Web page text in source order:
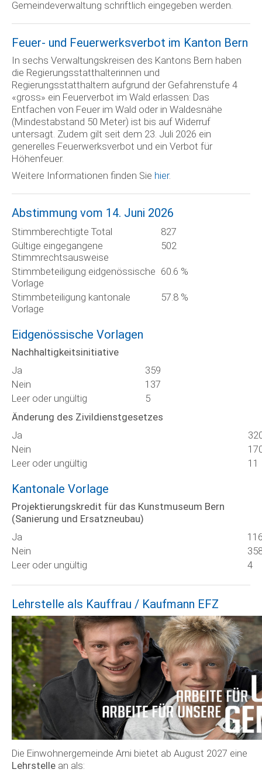
Gemeindeverwaltung schriftlich eingegeben werden.
Feuer- und Feuerwerksverbot im Kanton Bern
In sechs Verwaltungskreisen des Kantons Bern haben
die Regierungsstatthalterinnen und
Regierungsstatthaltern aufgrund der Gefahrenstufe 4
«gross» ein Feuerverbot im Wald erlassen: Das
Entfachen von Feuer im Wald oder in Waldesnähe
(Mindestabstand 50 Meter) ist bis auf Widerruf
untersagt. Zudem gilt seit dem 23. Juli 2026 ein
generelles Feuerwerksverbot und ein Verbot für
Höhenfeuer.
Weitere Informationen finden Sie hier.
Abstimmung vom 14. Juni 2026
Stimmberechtigte Total
827
Gültige eingegangene
Stimmrechtsausweise
502
Stimmbeteiligung eidgenössische
Vorlage
60.6 %
Stimmbeteiligung kantonale
Vorlage
57.8 %
Eidgenössische Vorlagen
Nachhaltigkeitsinitiative
Ja
359
Nein
137
Leer oder ungültig
5
Änderung des Zivildienstgesetzes
Ja
Nein
Leer oder ungültig
11
Kantonale Vorlage
Projektierungskredit für das Kunstmuseum Bern
(Sanierung und Ersatzneubau)
Ja
Nein
Leer oder ungültig
4
Lehrstelle als Kauffrau / Kaufmann EFZ
Die Einwohnergemeinde Arni bietet ab August 2027 eine
Lehrstelle an als: